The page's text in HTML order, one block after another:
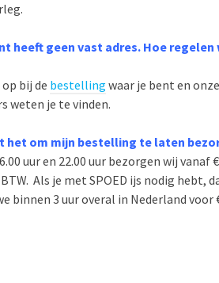
heeft geen vast adres. Hoe regelen
bij de bestelling waar je bent en onze
weten je te vinden.
het om mijn bestelling te laten
uur en 22.00 uur bezorgen wij vanaf
Als je met SPOED ijs nodig hebt,
binnen 3 uur overal in Nederland voor